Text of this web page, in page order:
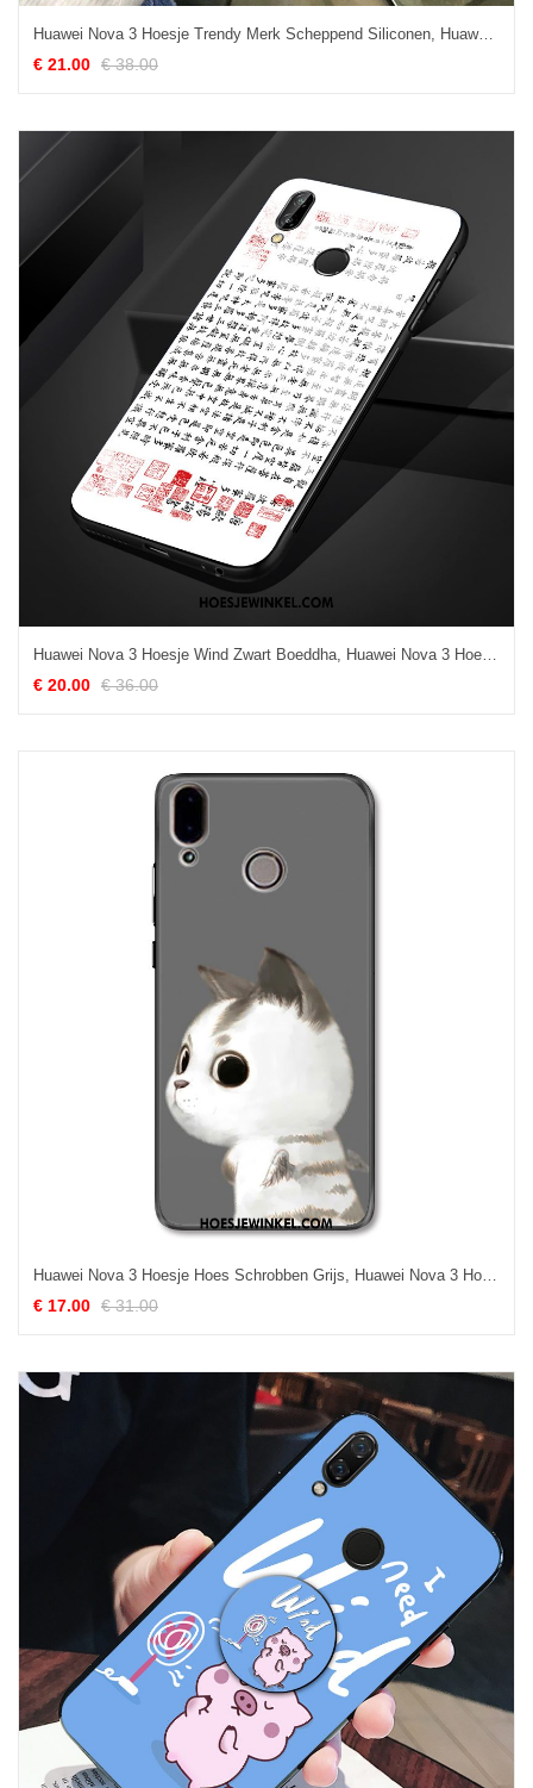
Huawei Nova 3 Hoesje Trendy Merk Scheppend Siliconen, Huawei Nova 3 Hoesje Mobiele Telefoon Roze
€ 21.00 € 38.00
€ 20.00 € 36.00
€ 17.00 € 31.00